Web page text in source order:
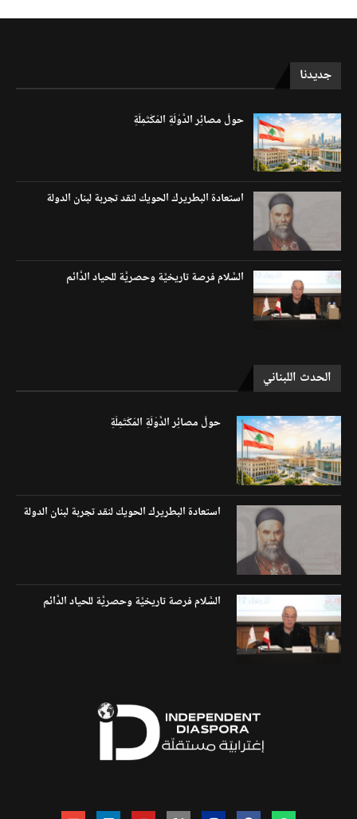
جديدنا
حولَ مصائِر الدَّوْلَةِ المُكْتَمِلَةِ
استعادة البطريرك الحويك لنقد تجربة لبنان الدولة
السَّلام فرصة تاريخيَّة وحصريَّة للحياد الدَّائم
الحدث اللبناني
حولَ مصائِر الدَّوْلَةِ المُكْتَمِلَةِ
استعادة البطريرك الحويك لنقد تجربة لبنان الدولة
السَّلام فرصة تاريخيَّة وحصريَّة للحياد الدَّائم